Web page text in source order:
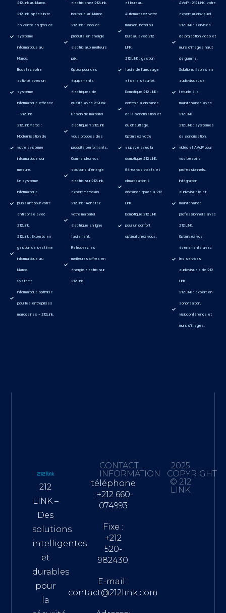
212Link au Maroc.
212Link, spécialiste
en vente en gros de
système
informatique au
Maroc.
Boostez votre
activité avec un
système
informatique efficace
– 212Link.
212Link Maroc :
Modernisation de
votre système
informatique sur
mesure.
Un système
informatique
puissant pour votre
entreprise avec
212Link.
212Link : Experts en
gestion de système
informatique au
Maroc.
Système
informatique optimisé
pour les entreprises
marocaines – 212Link.
electric chez 212Link,
boutique au Maroc.
212Link : Choix de
produits en énergie
electric aux meilleurs
prix.
Optez pour des
équipements
électriques de
qualité avec 212Link.
Besoin de matériel
électrique ? 212Link
vous propose des
produits performants.
Commandez vos
solutions d’énergie
electric sur 212Link,
expert marocain.
212Link : Achetez
votre matériel
électrique en ligne
facilement.
Retrouvez les
meilleures offres en
énergie electric sur
212Link.
et bureau.
Automatisez votre
maison, hôtel ou
bureau avec 212
LINK.
212 LINK : gestion
facile de l’arrosage
et de la sécurité.
Domotique 212 LINK :
contrôle à distance
de la sonorisation et
du chauffage.
Optimisez votre
espace avec la
domotique 212 LINK.
Gérez vos volets et
climatisation à
distance grâce à 212
LINK.
Domotique 212 LINK
pour un confort
optimal chez vous.
AVoIP : 212 LINK, votre
expert audiovisuel.
212 LINK : services
de projection vidéo et
murs d'images haut
de gamme.
Solutions fiables en
audiovisuel, de
l'étude à la
maintenance avec
212 LINK.
212 LINK : systèmes
de sonorisation,
vidéo et AVoIP pour
vos besoins
professionnels.
Intégration
audiovisuelle et
maintenance
professionnelle avec
212 LINK.
Optimisez vos
événements avec
les services
audiovisuels de 212
LINK.
212 LINK : expert en
sonorisation,
visioconférence et
murs d'images.
212
LINK –
Des
solutions
intelligentes
et
durables
pour
la
CONTACT
INFORMATION
téléphone
: +212 660-
074993
Fixe :
+212
520-
982430
E-mail :
contact@212link.com
2025
COPYRIGHT
© 212
LINK